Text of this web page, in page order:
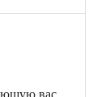
вас